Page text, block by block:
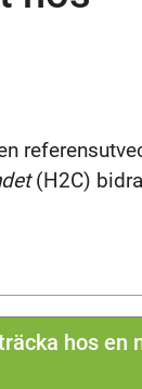
(H2C)
hos en